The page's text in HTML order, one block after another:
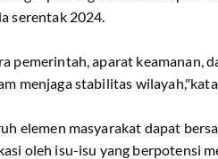
serentak 2024.
pemerintah, aparat keamanan,
menjaga stabilitas
elemen masyarakat dapat
oleh isu-isu yang berpotensi